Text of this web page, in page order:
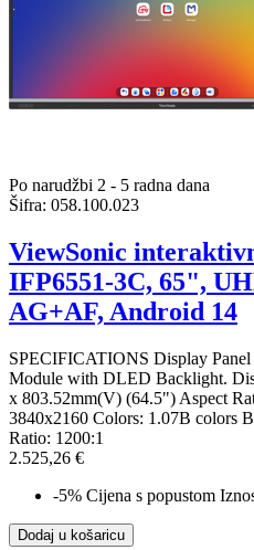
Po narudžbi 2 - 5 radna dana
Šifra: 058.100.023
ViewSonic
IFP6551-3C, 65",
AG+AF, Android 14
SPECIFICATIONS Display
Module with DLED Backlight.
x 803.52mm(V) (64.5") Aspect
3840x2160 Colors: 1.07B colors
Ratio: 1200:1
2.525,26 €
-5% Cijena s popustom
Dodaj u košaricu